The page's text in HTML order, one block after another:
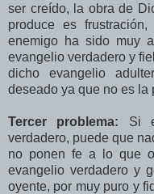
ser creído, la obra de
produce es
enemigo ha sido muy
evangelio verdadero y
dicho evangelio
deseado ya que no es la
Tercer problema: Si
verdadero, puede que
no ponen fe a lo que
evangelio verdadero y
oyente, por muy puro y